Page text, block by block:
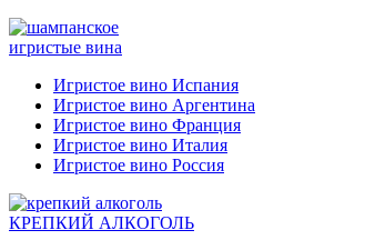
игристые вина
Игристое вино Испания
Игристое вино Аргентина
Игристое вино Франция
Игристое вино Италия
Игристое вино Россия
КРЕПКИЙ АЛКОГОЛЬ